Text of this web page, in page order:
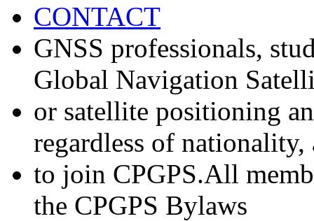
CONTACT
GNSS professionals,
Global Navigation
or satellite positioning
regardless of nationality,
to join CPGPS.All
the CPGPS Bylaws